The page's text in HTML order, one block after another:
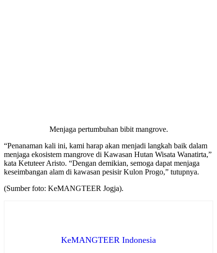
Menjaga pertumbuhan bibit mangrove.
“Penanaman kali ini, kami harap akan menjadi langkah baik dalam
menjaga ekosistem mangrove di Kawasan Hutan Wisata Wanatirta,”
kata Ketuteer Aristo. “Dengan demikian, semoga dapat menjaga
keseimbangan alam di kawasan pesisir Kulon Progo,” tutupnya.
(Sumber foto: KeMANGTEER Jogja).
KeMANGTEER Indonesia